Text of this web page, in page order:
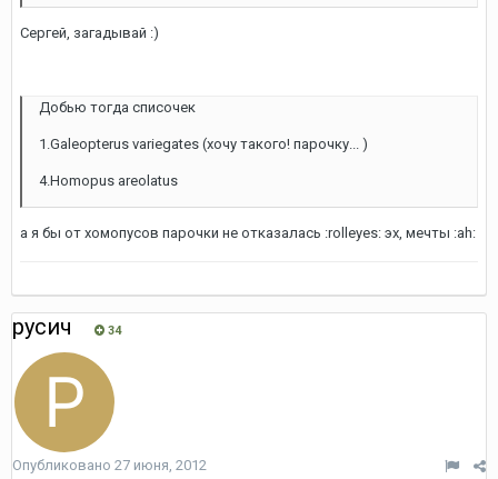
Сергей, загадывай :)
Добью тогда списочек
1.Galeopterus variegates (хочу такого! парочку... )
4.Homopus areolatus
а я бы от хомопусов парочки не отказалась :rolleyes: эх, мечты :ah:
русич 34
Опубликовано 27 июня, 2012